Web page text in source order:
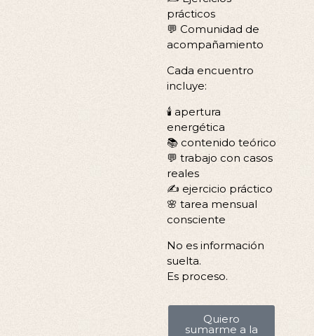
prácticos
💬 Comunidad de
acompañamiento
Cada encuentro
incluye:
🕯️ apertura
energética
📚 contenido teórico
💬 trabajo con casos
reales
✍️ ejercicio práctico
🌸 tarea mensual
consciente
No es información
suelta.
Es proceso.
Quiero
sumarme a la